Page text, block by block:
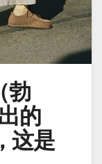
勃
的
这是